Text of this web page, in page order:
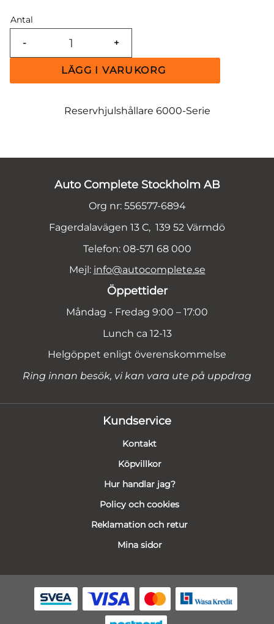
Antal
+
-
Reservhjulshållare 6000-Serie
Auto Complete Stockholm AB
Org nr: 556577-6894
Fagerdalavägen 13 C, 139 52 Värmdö
Telefon: 08-571 68 000
Mejl: info@autocomplete.se
Öppettider
Måndag - Fredag 9:00 – 17:00
Lunch ca 12-13
Helgöppet enligt överenskommelse
Ring innan besök, vi kan vara ute på uppdrag
Kundservice
Kontakt
Köpvillkor
Hur handlar jag?
Policy och cookies
Reklamation och retur
Mina sidor